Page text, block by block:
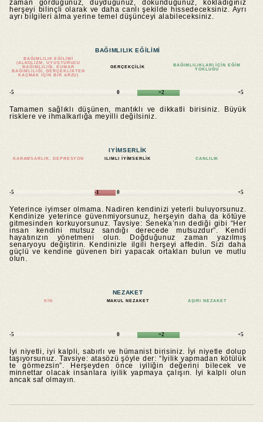
zaman gördüğünüz, duyduğunuz, dokunduğunuz, kokladığınız
herşeyi bilinçli olarak ve daha canlı şekilde hissedeceksiniz. Ayrı
ayrı bilgileri alma yerine temel düşünceyi alabileceksiniz.
BAĞIMLILIK EĞILIMI
BAĞIMLILIK EĞILIMI
(ALKOLIZM, UYUŞTURUCU
BAĞIMLILIĞI, KUMAR
BAĞIMLILIĞI, GERÇEKLIKTEN
KAÇMAK IÇIN BIR ARZU)
GERÇEKÇILIK
BAĞIMLILIKLARI IÇIN EĞIM
YOKLUĞU
-5 0 +2 +5
Tamamen sağlıklı düşünen, mantıklı ve dikkatli birisiniz. Büyük
risklere ve ihmalkarlığa meyilli değilsiniz.
IYIMSERLIK
KARAMSARLIK, DEPRESYON ILIMLI IYIMSERLIK CANLILIK
-5 -1 0 +5
Yeterince iyimser olmama. Nadiren kendinizi yeterli buluyorsunuz.
Kendinize yeterince güvenmiyorsunuz, herşeyin daha da kötüye
gitmesinden korkuyorsunuz. Tavsiye: Seneka’nın dediği gibi “Her
insan kendini mutsuz sandığı derecede mutsuzdur”. Kendi
hayatınızın yönetmeni olun. Doğduğunuz zaman yazılmış
senaryoyu değiştirin. Kendinizle ilgili herşeyi affedin. Sizi daha
güçlü ve kendine güvenen biri yapacak ortakları bulun ve mutlu
olun.
NEZAKET
KIN MAKUL NEZAKET AŞIRI NEZAKET
-5 0 +2 +5
İyi niyetli, iyi kalpli, sabırlı ve hümanist birisiniz. İyi niyetle dolup
taşıyorsunuz. Tavsiye: atasözü şöyle der: “İyilik yapmadan kötülük
te görmezsin”. Herşeyden önce iyiliğin değerini bilecek ve
minnettar olacak insanlara iyilik yapmaya çalışın. İyi kalpli olun
ancak saf olmayın.